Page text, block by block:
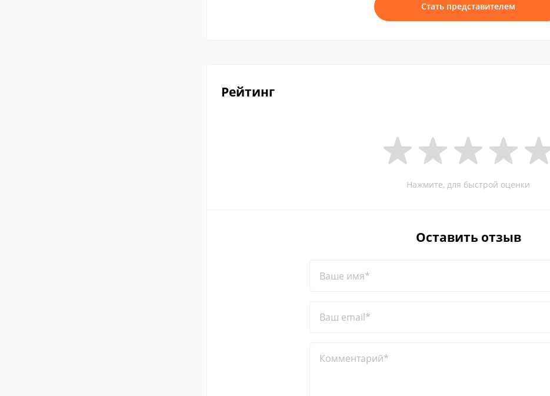
Стать представителем
Рейтинг
Нажмите, для быстрой оценки
Оставить отзыв
Ваше имя*
Ваш email*
Комментарий*